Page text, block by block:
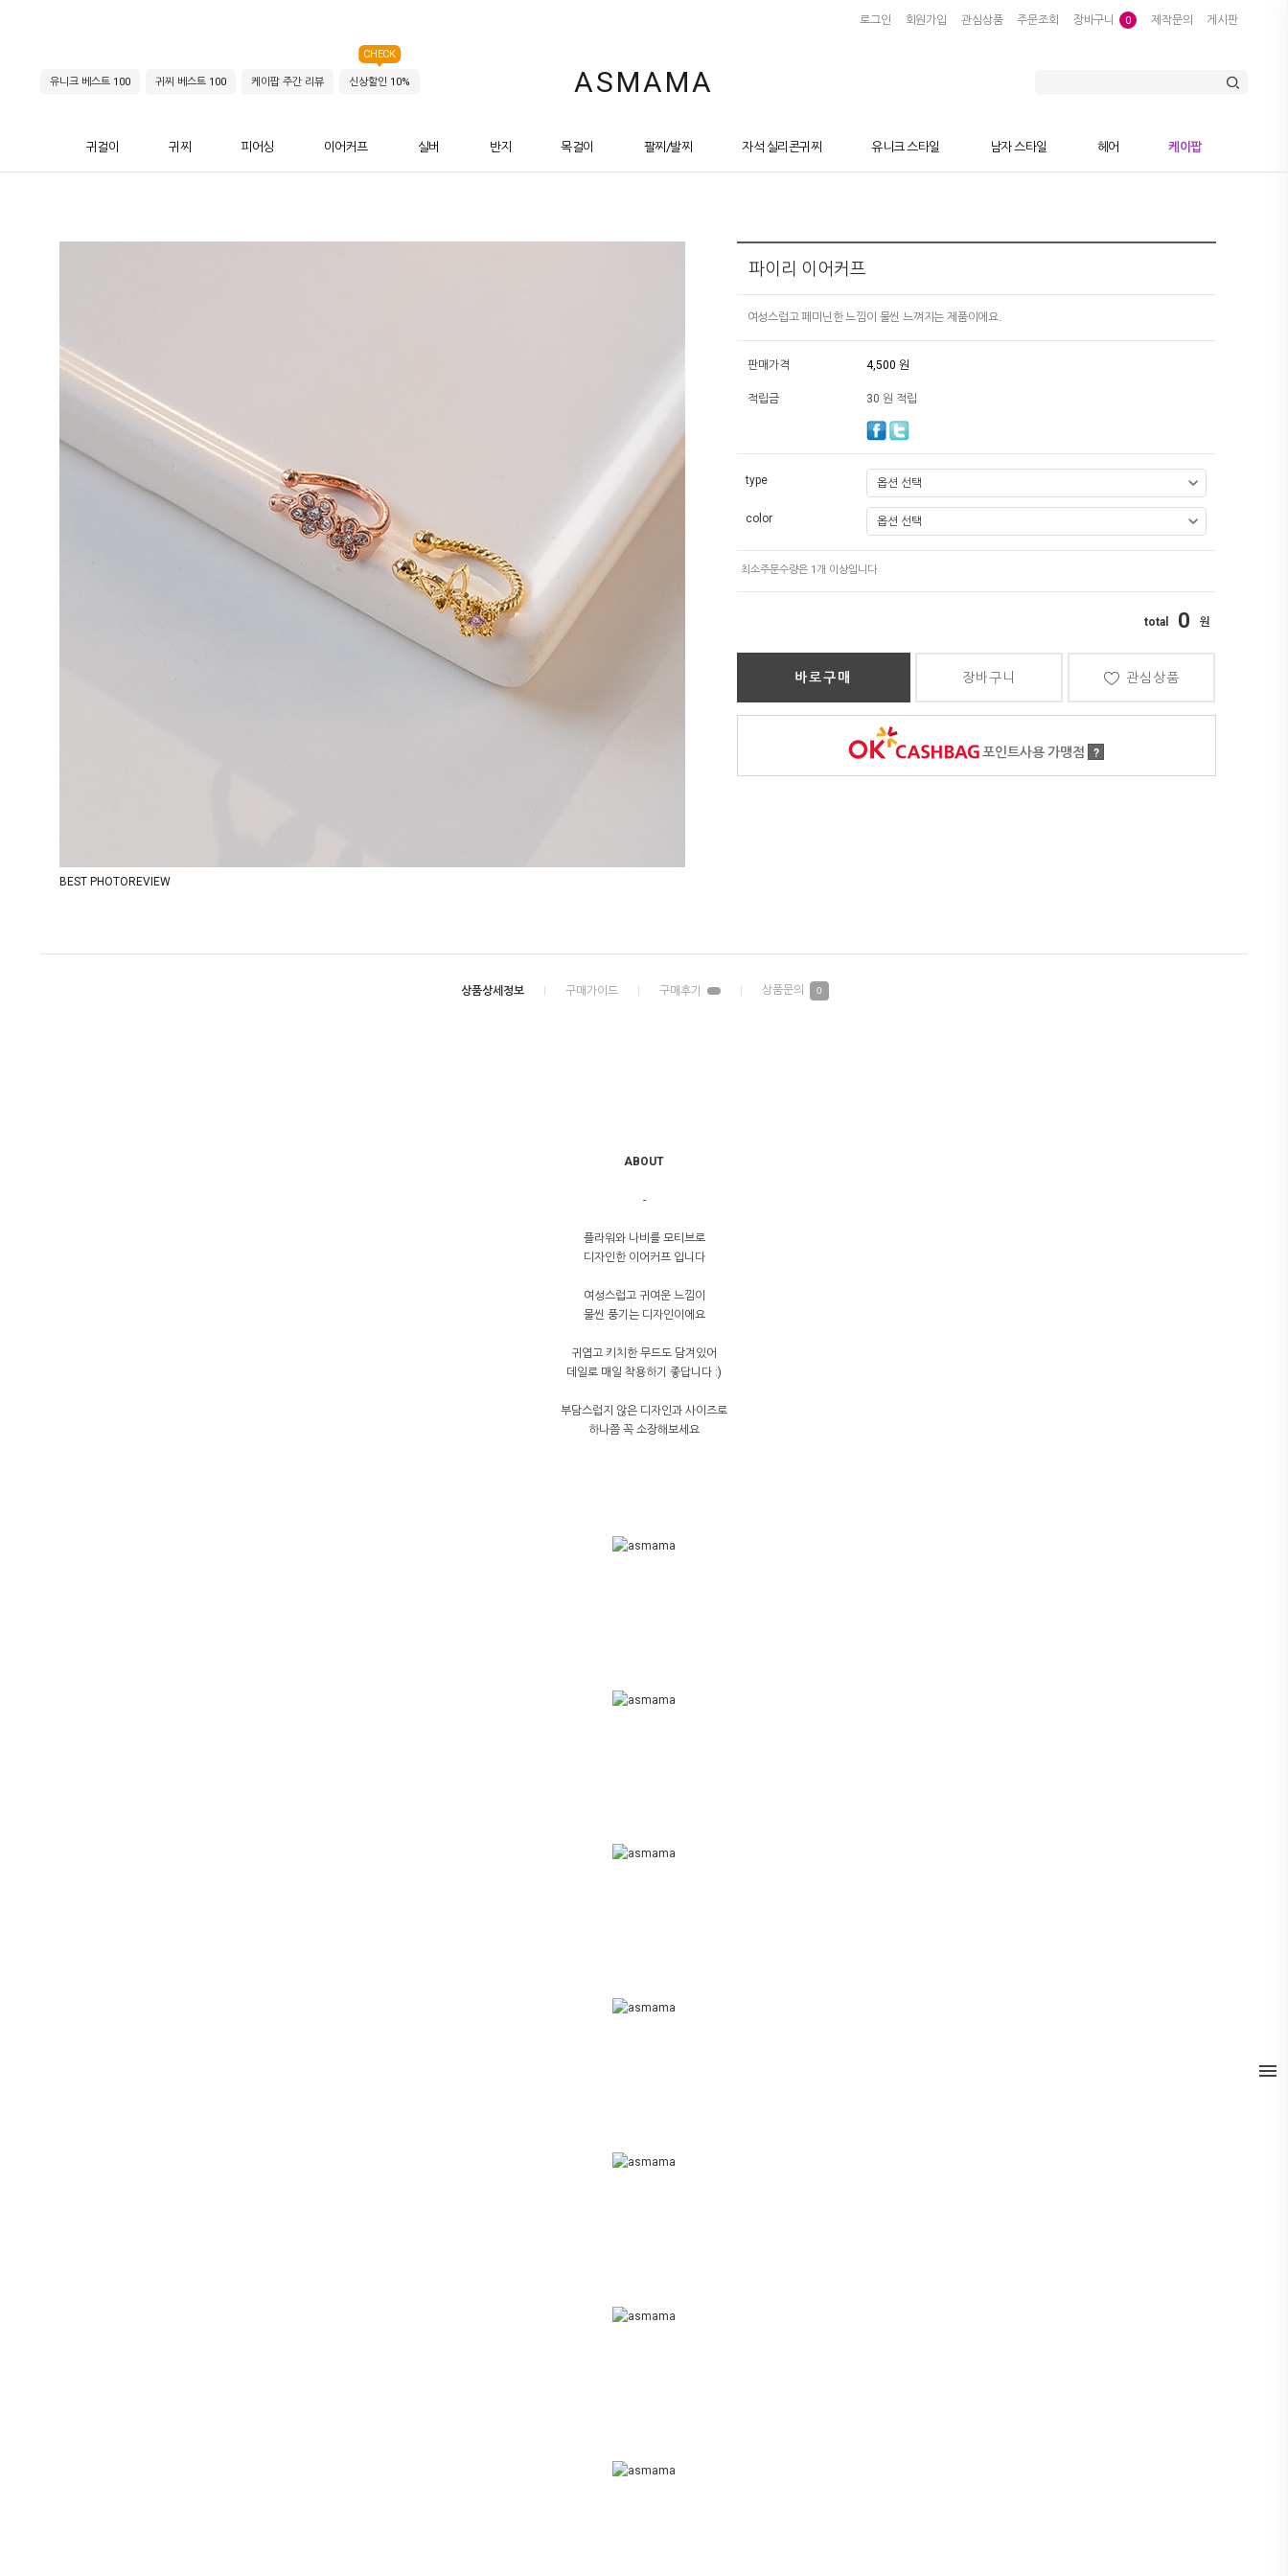
로그인 회원가입 관심상품 주문조회 장바구니 0 제작문의 게시판
ASMAMA
유니크 베스트 100 귀찌 베스트 100 케이팝 주간 리뷰 신상할인 10%
CHECK
귀걸이 귀찌 피어싱 이어커프 실버 반지 목걸이 팔찌/발찌 자석 실리콘귀찌 유니크 스타일 남자 스타일 헤어 케이팝
BEST PHOTOREVIEW
파이리 이어커프
여성스럽고 페미닌한 느낌이 물씬 느껴지는 제품이에요.
판매가격 4,500 원
적립금 30 원 적립
type
color
0
바로구매 장바구니 관심상품
포인트사용 가맹점 ?
0
ABOUT
-
플라워와 나비를 모티브로
디자인한 이어커프 입니다
여성스럽고 귀여운 느낌이
물씬 풍기는 디자인이에요
귀엽고 키치한 무드도 담겨있어
데일로 매일 착용하기 좋답니다 :)
부담스럽지 않은 디자인과 사이즈로
하나쯤 꼭 소장해보세요